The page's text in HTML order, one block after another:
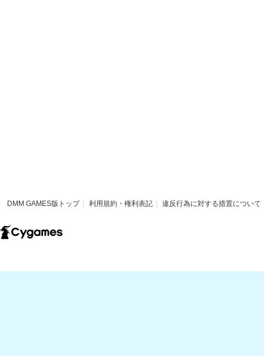
DMM GAMES版トップ 利用規約・権利表記 違反行為に対する措置について